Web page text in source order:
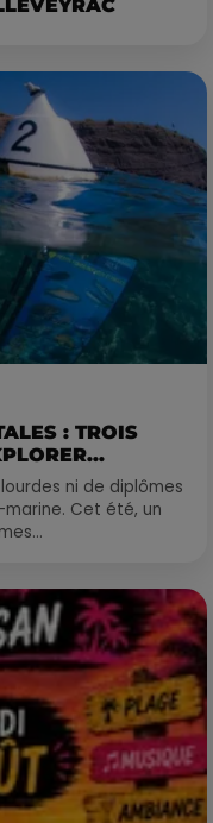
: TROIS
ni de diplômes
Cet été, un